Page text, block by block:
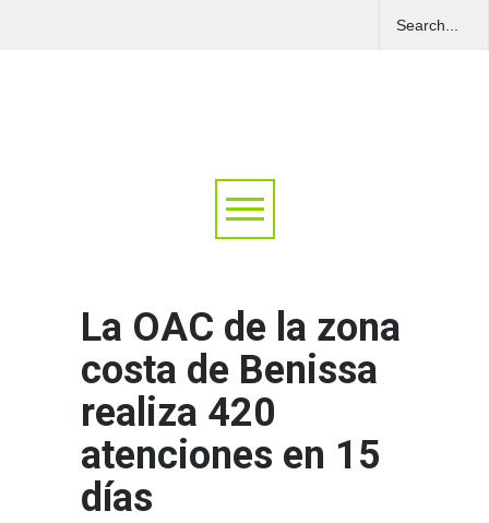
La OAC de la zona
costa de Benissa
realiza 420
atenciones en 15
días